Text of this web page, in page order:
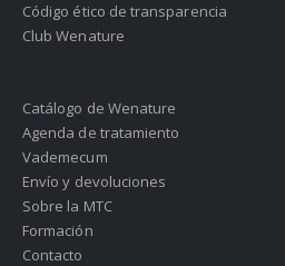
Código ético de transparencia
Club Wenature
Catálogo de Wenature
Agenda de tratamiento
Vademecum
Envío y devoluciones
Sobre la MTC
Formación
Contacto